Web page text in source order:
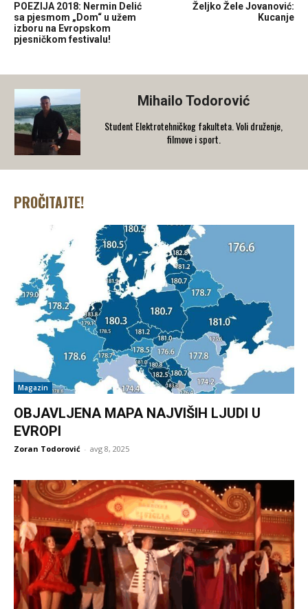
POEZIJA 2018: Nermin Delić
sa pjesmom „Dom“ u užem
izboru na Evropskom
pjesničkom festivalu!
Željko Žele Jovanović:
Kucanje
Mihailo Todorović
Student Elektrotehničkog fakulteta. Voli druženje,
filmove i sport.
PROČITAJTE!
Magazin
OBJAVLJENA MAPA NAJVIŠIH LJUDI U
EVROPI
Zoran Todorović - avg 8, 2025